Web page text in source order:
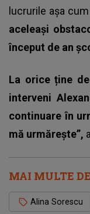
lucrurile așa
aceleași
început de an
La orice ține
interveni
continuare în
mă urmărește”,
MAI MULTE
Alina Sorescu